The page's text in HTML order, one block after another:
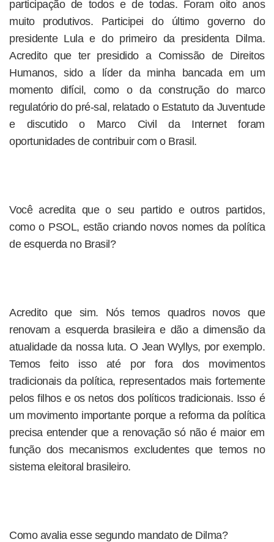
participação de todos e de todas. Foram oito anos
muito produtivos. Participei do último governo do
presidente Lula e do primeiro da presidenta Dilma.
Acredito que ter presidido a Comissão de Direitos
Humanos, sido a líder da minha bancada em um
momento difícil, como o da construção do marco
regulatório do pré-sal, relatado o Estatuto da Juventude
e discutido o Marco Civil da Internet foram
oportunidades de contribuir com o Brasil.
Você acredita que o seu partido e outros partidos,
como o PSOL, estão criando novos nomes da política
de esquerda no Brasil?
Acredito que sim. Nós temos quadros novos que
renovam a esquerda brasileira e dão a dimensão da
atualidade da nossa luta. O Jean Wyllys, por exemplo.
Temos feito isso até por fora dos movimentos
tradicionais da política, representados mais fortemente
pelos filhos e os netos dos políticos tradicionais. Isso é
um movimento importante porque a reforma da política
precisa entender que a renovação só não é maior em
função dos mecanismos excludentes que temos no
sistema eleitoral brasileiro.
Como avalia esse segundo mandato de Dilma?